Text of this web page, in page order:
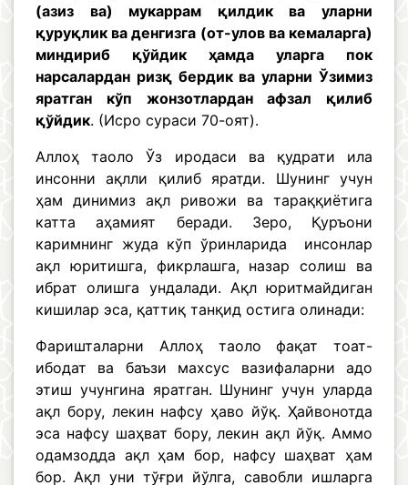
(азиз ва) мукаррам қилдик ва уларни
қуруқлик ва денгизга (от-улов ва кемаларга)
миндириб қўйдик ҳамда уларга пок
нарсалардан ризқ бердик ва уларни Ўзимиз
яратган кўп жонзотлардан афзал қилиб
қўйдик. (Исро сураси 70-оят).
Аллоҳ таоло Ўз иродаси ва қудрати ила
инсонни ақлли қилиб яратди. Шунинг учун
ҳам динимиз ақл ривожи ва тараққиётига
катта аҳамият беради. Зеро, Қуръони
каримнинг жуда кўп ўринларида инсонлар
ақл юритишга, фикрлашга, назар солиш ва
ибрат олишга ундалади. Ақл юритмайдиган
кишилар эса, қаттиқ танқид остига олинади:
Фаришталарни Аллоҳ таоло фақат тоат-
ибодат ва баъзи махсус вазифаларни адо
этиш учунгина яратган. Шунинг учун уларда
ақл бору, лекин нафсу ҳаво йўқ. Ҳайвонотда
эса нафсу шаҳват бору, лекин ақл йўқ. Аммо
одамзодда ақл ҳам бор, нафсу шаҳват ҳам
бор. Ақл уни тўғри йўлга, савобли ишларга